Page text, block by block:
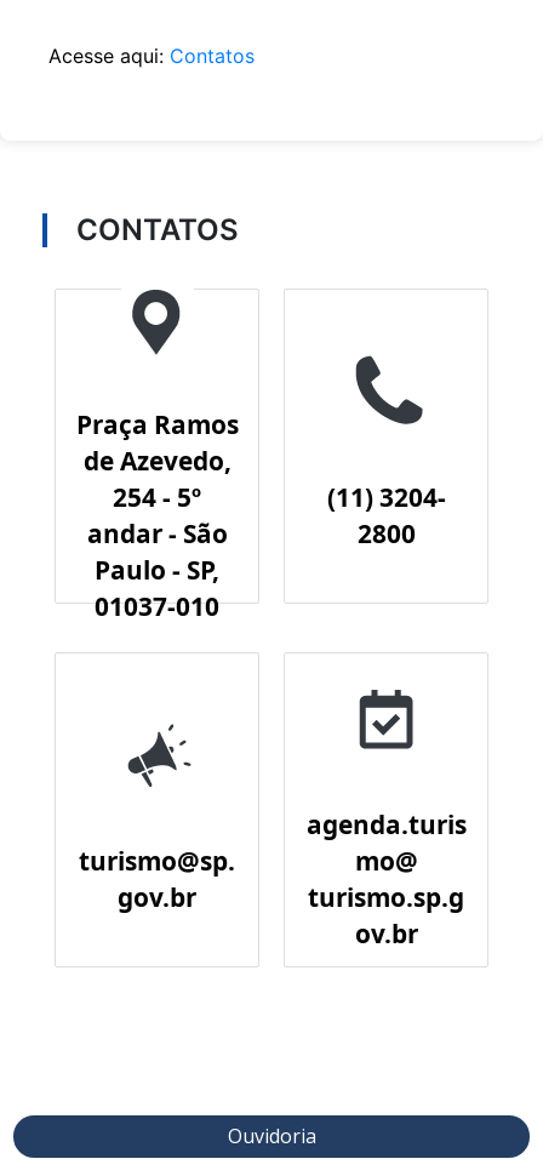
Acesse aqui: Contatos
CONTATOS
Praça Ramos
de Azevedo,
254 - 5º
andar - São
Paulo - SP,
01037-010
(11) 3204-
2800
turismo@sp.
gov.br
agenda.turis
mo@
turismo.sp.g
ov.br
Ouvidoria